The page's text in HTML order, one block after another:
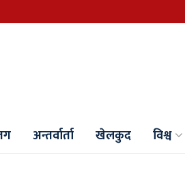
अन्तर्वार्ता खेलकुद विश्व